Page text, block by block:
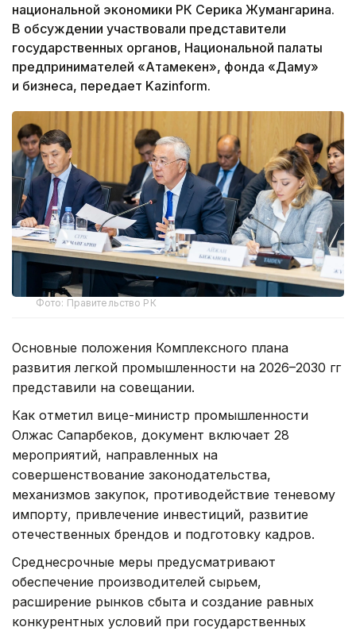
национальной экономики РК Серика Жумангарина.
В обсуждении участвовали представители
государственных органов, Национальной палаты
предпринимателей «Атамекен», фонда «Даму»
и бизнеса, передает Kazinform.
Фото: Правительство РК
Основные положения Комплексного плана
развития легкой промышленности на 2026–2030 гг
представили на совещании.
Как отметил вице-министр промышленности
Олжас Сапарбеков, документ включает 28
мероприятий, направленных на
совершенствование законодательства,
механизмов закупок, противодействие теневому
импорту, привлечение инвестиций, развитие
отечественных брендов и подготовку кадров.
Среднесрочные меры предусматривают
обеспечение производителей сырьем,
расширение рынков сбыта и создание равных
конкурентных условий при государственных